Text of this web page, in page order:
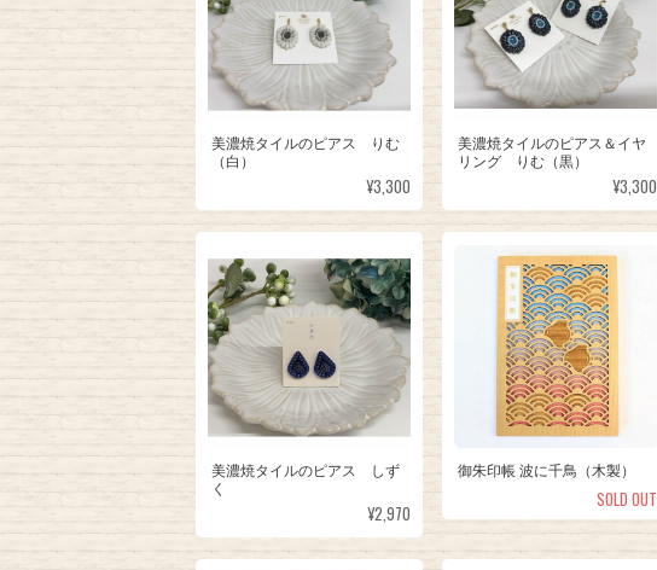
美濃焼タイルのピアス りむ
（白）
¥3,300
美濃焼タイルのピアス＆イヤ
リング りむ（黒）
¥3,300
美濃焼タイルのピアス しず
く
¥2,970
御朱印帳 波に千鳥（木製）
SOLD OUT